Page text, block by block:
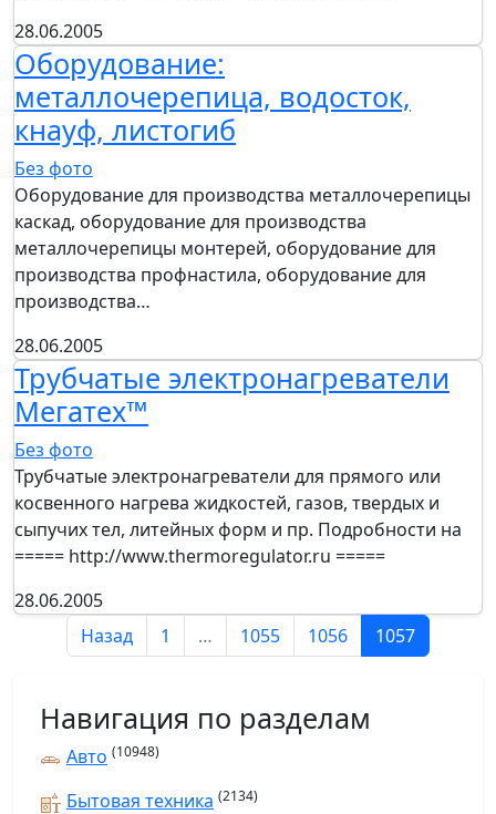
28.06.2005
Оборудование:
металлочерепица, водосток,
кнауф, листогиб
Без фото
Оборудование для производства металлочерепицы
каскад, оборудование для производства
металлочерепицы монтерей, оборудование для
производства профнастила, оборудование для
производства…
28.06.2005
Трубчатые электронагреватели
Мегатех™
Без фото
Трубчатые электронагреватели для прямого или
косвенного нагрева жидкостей, газов, твердых и
сыпучих тел, литейных форм и пр. Подробности на
===== http://www.thermoregulator.ru =====
28.06.2005
Назад
1 … 1055 1056 1057
Навигация по разделам
Авто (10948)
Бытовая техника (2134)